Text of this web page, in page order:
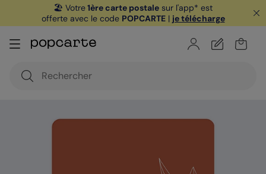
🏖️ Votre1ère carte postale sur l'app* est
offerte avec le code POPCARTE| je télécharge